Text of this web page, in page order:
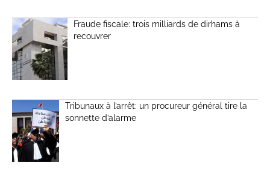
Fraude fiscale: trois milliards de dirhams à
recouvrer
Tribunaux à l’arrêt: un procureur général tire la
sonnette d’alarme